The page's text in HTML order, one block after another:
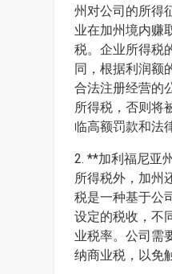
州对公司的所得
业在加州境内赚
税。企业所得税
同，根据利润额
合法注册经营的
所得税，否则将
临高额罚款和法
2. **加利福尼亚
所得税外，加州
税是一种基于公
设定的税收，不
业税率。公司需
纳商业税，以免